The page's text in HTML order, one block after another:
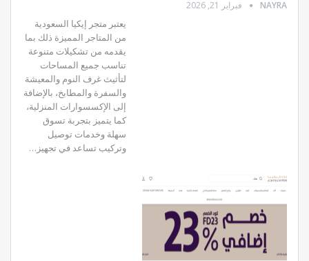
NAYRA فبراير 21, 2026
يعتبر متجر إيكيا السعودية
من المتاجر المميزة ذلك بما
يقدمه من تشكيلات متنوعة
تناسب جميع المساحات
لتأثيث غرف النوم والمعيشة
والسفرة والمطابخ، بالإضافة
إلى الإكسسوارات المنزلية،
كما يتميز بتجربة تسوق
سهلة وخدمات توصيل
وتركيب تساعد في تجهيز…